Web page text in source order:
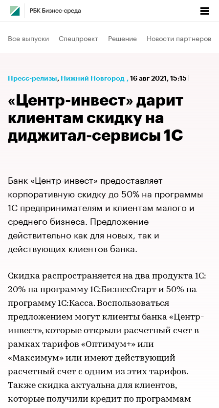
Все выпуски Спецпроект Решение Новости партнеров
Пресс-релизы⁠, Нижний Новгород , 16 авг 2021, 15:15
«Центр-инвест» дарит
клиентам скидку на
диджитал-сервисы 1С
Банк «Центр-инвест» предоставляет
корпоративную скидку до 50% на программы
1С предпринимателям и клиентам малого и
среднего бизнеса. Предложение
действительно как для новых, так и
действующих клиентов банка.
Скидка распространяется на два продукта 1С:
20% на программу 1С:БизнесСтарт и 50% на
программу 1С:Касса. Воспользоваться
предложением могут клиенты банка «Центр-
инвест», которые открыли расчетный счет в
рамках тарифов «Оптимум+» или
«Максимум» или имеют действующий
расчетный счет с одним из этих тарифов.
Также скидка актуальна для клиентов,
которые получили кредит по программам